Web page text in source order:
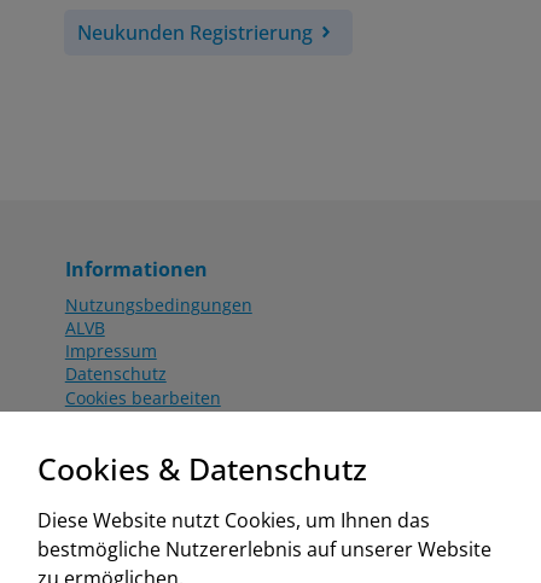
Neukunden Registrierung
Informationen
Nutzungsbedingungen
ALVB
Impressum
Datenschutz
Cookies bearbeiten
Aktionsbedingungen
www.worahnik.at
Zentrale Köttlach
Cookies & Datenschutz
Diese Website nutzt Cookies, um Ihnen das
bestmögliche Nutzererlebnis auf unserer Website